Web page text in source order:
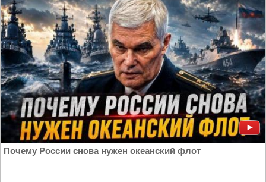
Почему России снова нужен океанский флот